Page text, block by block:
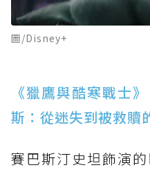
圖/Disney+
《獵鷹與酷寒戰士
斯：從迷失到被救贖
賽巴斯汀史坦飾演